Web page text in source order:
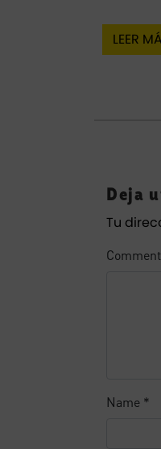
LEER
Deja
Tu
Comment
Name *